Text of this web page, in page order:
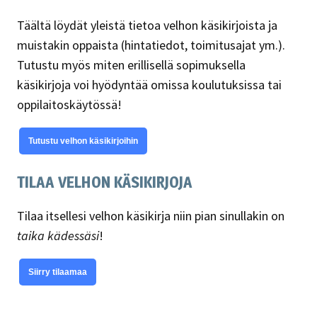
Täältä löydät yleistä tietoa velhon käsikirjoista ja
muistakin oppaista (hintatiedot, toimitusajat ym.).
Tutustu myös miten erillisellä sopimuksella
käsikirjoja voi hyödyntää omissa koulutuksissa tai
oppilaitoskäytössä!
Tutustu velhon käsikirjoihin
TILAA VELHON KÄSIKIRJOJA
Tilaa itsellesi velhon käsikirja niin pian sinullakin on
taika kädessäsi!
Siirry tilaamaa